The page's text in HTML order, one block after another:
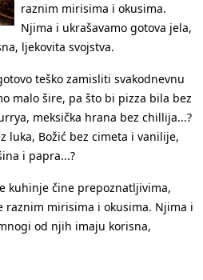
raznim mirisima i okusima.
Njima i ukrašavamo gotova jela,
ljekovita svojstva.
teško zamisliti svakodnevnu
malo šire, pa što bi pizza bila bez
meksička hrana bez chillija...?
luka, Božić bez cimeta i vanilije,
i papra...?
kuhinje čine prepoznatljivima,
raznim mirisima i okusima. Njima i
od njih imaju korisna,